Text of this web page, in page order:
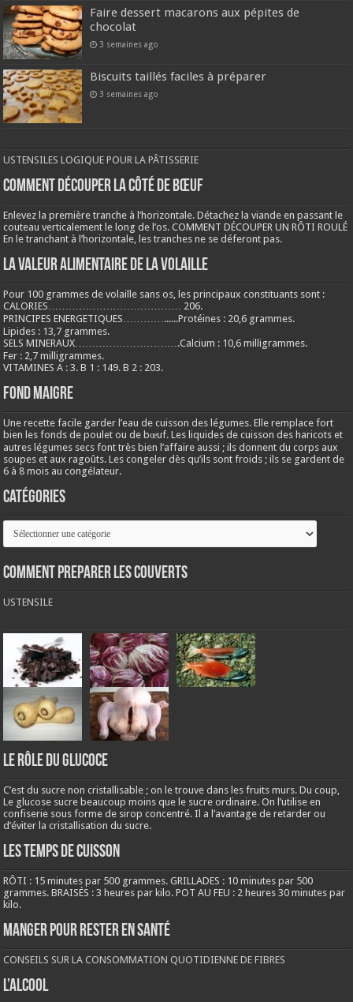
Faire dessert macarons aux pépites de
chocolat
3 semaines ago
Biscuits taillés faciles à préparer
3 semaines ago
USTENSILES LOGIQUE POUR LA PÂTISSERIE
COMMENT DÉCOUPER LA CÔTÉ DE BŒUF
Enlevez la première tranche à l’horizontale. Détachez la viande en passant le
couteau verticalement le long de l’os. COMMENT DÉCOUPER UN RÔTI ROULÉ
En le tranchant à l’horizontale, les tranches ne se déferont pas.
LA VALEUR ALIMENTAIRE DE LA VOLAILLE
Pour 100 grammes de volaille sans os, les principaux constituants sont :
CALORIES………………………………… 206.
PRINCIPES ENERGETIQUES…………......Protéines : 20,6 grammes.
Lipides : 13,7 grammes.
SELS MINERAUX………………………….Calcium : 10,6 milligrammes.
Fer : 2,7 milligrammes.
VITAMINES A : 3. B 1 : 149. B 2 : 203.
Fond maigre
Une recette facile garder l’eau de cuisson des légumes. Elle remplace fort
bien les fonds de poulet ou de bœuf. Les liquides de cuisson des haricots et
autres légumes secs font très bien l’affaire aussi ; ils donnent du corps aux
soupes et aux ragoûts. Les congeler dès qu’ils sont froids ; ils se gardent de
6 à 8 mois au congélateur.
Catégories
Catégories
COMMENT PREPARER LES COUVERTS
USTENSILE
LE RÔLE DU GLUCOCE
C’est du sucre non cristallisable ; on le trouve dans les fruits murs. Du coup,
Le glucose sucre beaucoup moins que le sucre ordinaire. On l’utilise en
confiserie sous forme de sirop concentré. Il a l’avantage de retarder ou
d’éviter la cristallisation du sucre.
LES TEMPS DE CUISSON
RÔTI : 15 minutes par 500 grammes. GRILLADES : 10 minutes par 500
grammes. BRAISÉS : 3 heures par kilo. POT AU FEU : 2 heures 30 minutes par
kilo.
Manger pour rester en santé
CONSEILS SUR LA CONSOMMATION QUOTIDIENNE DE FIBRES
L’ALCOOL